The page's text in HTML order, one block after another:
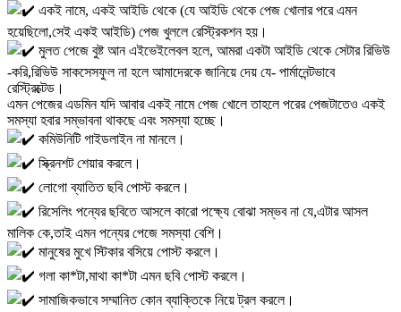
একই নামে, একই আইডি থেকে (যে আইডি থেকে পেজ খোলার পরে এমন
হয়েছিলো,সেই একই আইডি) পেজ খুললে রেস্ট্রিকশন হয়।
মুলত পেজে বুষ্ট আন এইভেইলেবল হলে, আমরা একটা আইডি থেকে সেটার রিভিউ
-করি,রিভিউ সাকসেসফুল না হলে আমাদেরকে জানিয়ে দেয় যে- পার্মানেন্টভাবে
রেস্ট্রিক্টেড।
এমন পেজের এডমিন যদি আবার একই নামে পেজ খোলে তাহলে পরের পেজটাতেও একই
সমস্যা হবার সম্ভাবনা থাকছে এবং সমস্যা হচ্ছে।
কমিউনিটি গাইডলাইন না মানলে।
স্ক্রিনশট শেয়ার করলে।
লোগো ব্যাতিত ছবি পোস্ট করলে।
রিসেলিং পন্যের ছবিতে আসলে কারো পক্ষ্যে বোঝা সম্ভব না যে,এটার আসল
মালিক কে,তাই এমন পন্যের পেজে সমস্যা বেশি।
মানুষের মুখে স্টিকার বসিয়ে পোস্ট করলে।
গলা কা*টা,মাথা কা*টা এমন ছবি পোস্ট করলে।
সামাজিকভাবে সম্মানিত কোন ব্যাক্তিকে নিয়ে ট্রল করলে।